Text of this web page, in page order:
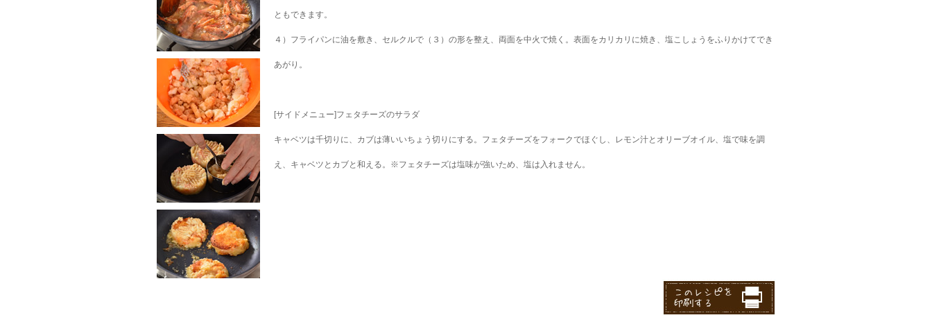
ともできます。
４）フライパンに油を敷き、セルクルで（３）の形を整え、両面を中火で焼く。表面をカリカリに焼き、塩こしょうをふりかけてでき
あがり。
[サイドメニュー]フェタチーズのサラダ
キャベツは千切りに、カブは薄いいちょう切りにする。フェタチーズをフォークでほぐし、レモン汁とオリーブオイル、塩で味を調
え、キャベツとカブと和える。※フェタチーズは塩味が強いため、塩は入れません。